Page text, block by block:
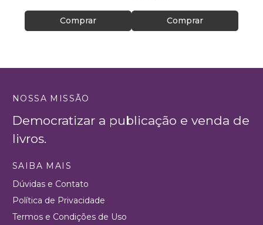
Comprar Comprar
NOSSA MISSÃO
Democratizar a publicação e venda de
livros.
SAIBA MAIS
Dúvidas e Contato
Política de Privacidade
Termos e Condições de Uso